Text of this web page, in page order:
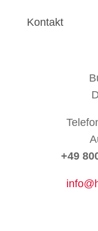
Kontakt
+49